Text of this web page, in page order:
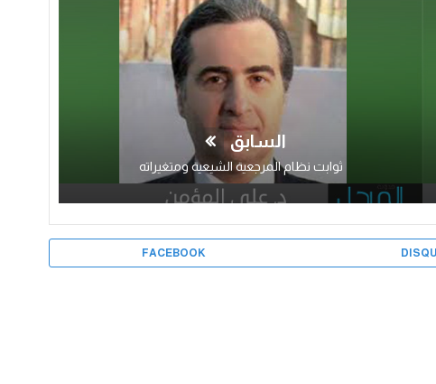
السابق
ثوابت نظام المرجعية الشيعية ومتغيراته
FACEBOOK